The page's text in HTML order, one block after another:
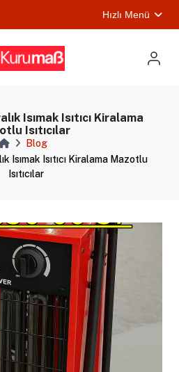
Hızlı Menü
Isımak Isıtıcı Kiralama
Isıtıcılar
Blog
Isımak Isıtıcı Kiralama Mazotlu
Isıtıcılar